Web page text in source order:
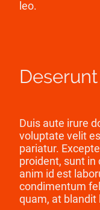
leo.
Duis aute irure
voluptate velit
pariatur.
proident, sunt
anim id est
condimentum
quam, at blandit